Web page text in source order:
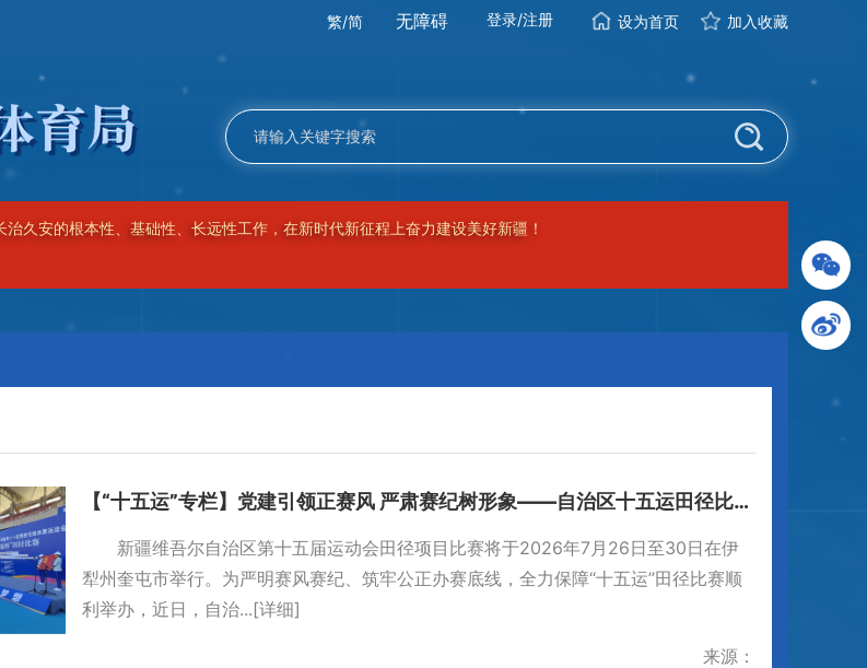
加入收藏
设为首页
登录/注册
无障碍
繁/简
久安的根本性、基础性、长远性工作，在新时代新征程上奋力建设美好新疆！
【“十五运”专栏】党建引领正赛风 严肃赛纪树形象——自治区十五运田径比赛党建共建活...
新疆维吾尔自治区第十五届运动会田径项目比赛将于2026年7月26日至30日在伊
犁州奎屯市举行。为严明赛风赛纪、筑牢公正办赛底线，全力保障“十五运”田径比赛顺
利举办，近日，自治...[详细]
来源：